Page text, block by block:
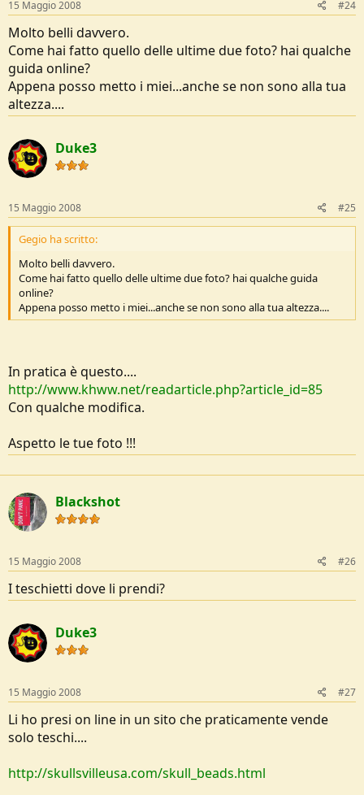
15 Maggio 2008 #24
Molto belli davvero.
Come hai fatto quello delle ultime due foto? hai qualche
guida online?
Appena posso metto i miei...anche se non sono alla tua
altezza....
Duke3
15 Maggio 2008 #25
Gegio ha scritto:
Molto belli davvero.
Come hai fatto quello delle ultime due foto? hai qualche guida
online?
Appena posso metto i miei...anche se non sono alla tua altezza....
In pratica è questo....
http://www.khww.net/readarticle.php?article_id=85
Con qualche modifica.
Aspetto le tue foto !!!
Blackshot
15 Maggio 2008 #26
I teschietti dove li prendi?
Duke3
15 Maggio 2008 #27
Li ho presi on line in un sito che praticamente vende
solo teschi....
http://skullsvilleusa.com/skull_beads.html